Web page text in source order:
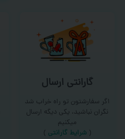
گارانتی ارسال
اگر سفارشتون تو راه خراب شد
نگران نباشید، یکی دیگه ارسال
میکنیم
( شرایط گارانتی )